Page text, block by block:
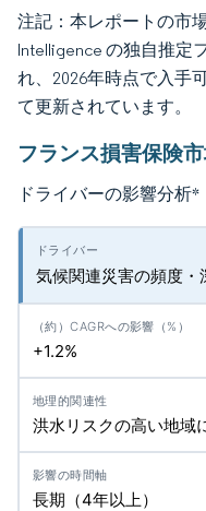
注記：本レポートの市
Intelligence の独自推定
れ、2026年時点で入手
て更新されています。
フランス損害保険
ドライバーの影響分析*
気候関連災害の頻度・
+1.2%
洪水リスクの高い地域
長期（4年以上）